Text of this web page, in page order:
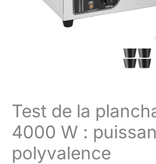
Test de la
4000 W :
polyvalence